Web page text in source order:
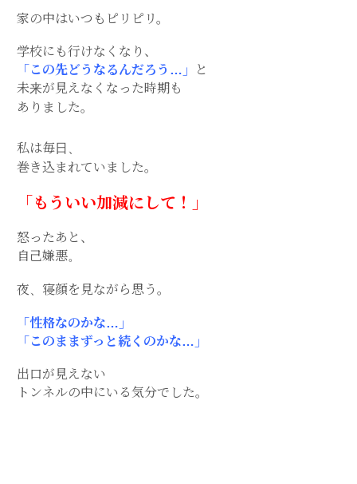
家の中はいつもピリピリ。
学校にも行けなくなり、
「この先どうなるんだろう…」
と
未来が見えなくなった時期も
ありました。
私は毎日、
巻き込まれていました。
「もういい加減にして！」
怒ったあと、
自己嫌悪。
夜、寝顔を見ながら思う。
「性格なのかな…」
「このままずっと続くのかな…」
出口が見えない
トンネルの中にいる気分でした。